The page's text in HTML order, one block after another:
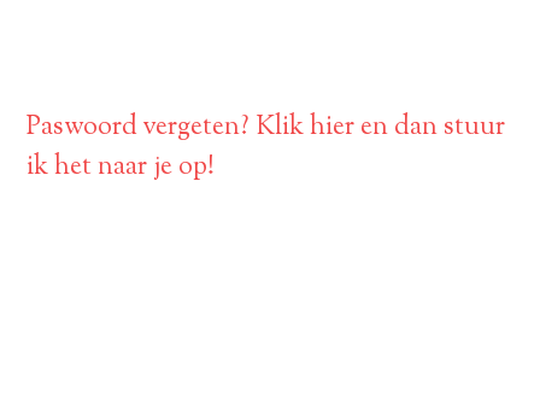
Paswoord vergeten? Klik hier en dan stuur
ik het naar je op!